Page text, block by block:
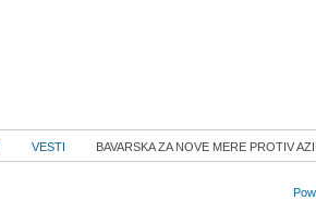
VESTI BAVARSKA ZA NOVE MERE PROTIV